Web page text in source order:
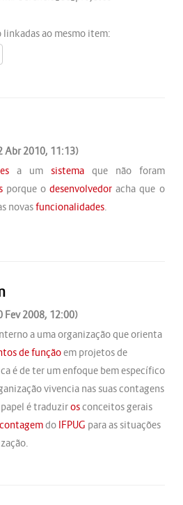
linkadas ao mesmo item:
Abr 2010, 11:13)
a um sistemaque não foram
porque odesenvolvedor acha que o
novasfuncionalidades.
Fev 2008, 12:00)
a uma organização que orienta
de funçãoem projetos de
é de ter um enfoque bem específico
vivencia nas suas contagens
é traduzirosconceitos gerais
do IFPUG para as situações